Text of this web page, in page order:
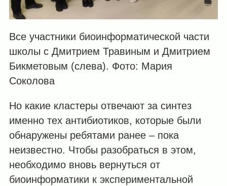
Все участники биоинформатической части
школы с Дмитрием Травиным и Дмитрием
Бикметовым (слева). Фото: Мария
Соколова
Но какие кластеры отвечают за синтез
именно тех антибиотиков, которые были
обнаружены ребятами ранее – пока
неизвестно. Чтобы разобраться в этом,
необходимо вновь вернуться от
биоинформатики к экспериментальной